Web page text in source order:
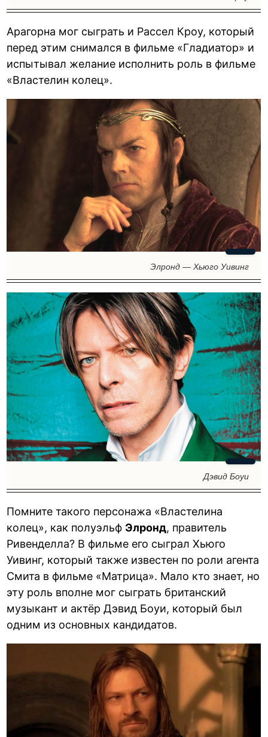
Арагорна мог сыграть и Рассел Кроу, который
перед этим снимался в фильме «Гладиатор» и
испытывал желание исполнить роль в фильме
«Властелин колец».
Элронд — Хьюго Уивинг
Дэвид Боуи
Помните такого персонажа «Властелина
колец», как полуэльф Элронд, правитель
Ривенделла? В фильме его сыграл Хьюго
Уивинг, который также известен по роли агента
Смита в фильме «Матрица». Мало кто знает, но
эту роль вполне мог сыграть британский
музыкант и актёр Дэвид Боуи, который был
одним из основных кандидатов.